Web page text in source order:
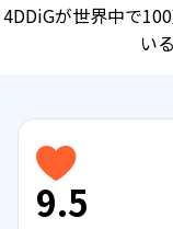
4DDiGが世界中で
い
9.5